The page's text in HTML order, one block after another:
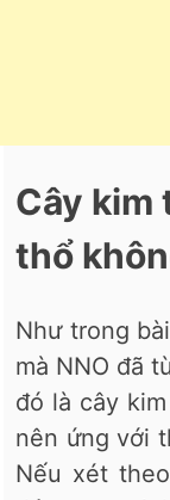
Cây kim
thổ
Như trong
mà NNO đã
đó là cây
nên ứng với
Nếu xét